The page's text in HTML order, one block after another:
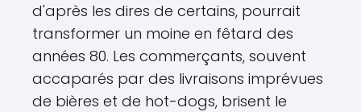
d'après les dires de certains, pourrait
transformer un moine en fêtard des
années 80. Les commerçants, souvent
accaparés par des livraisons imprévues
de bières et de hot-dogs, brisent le